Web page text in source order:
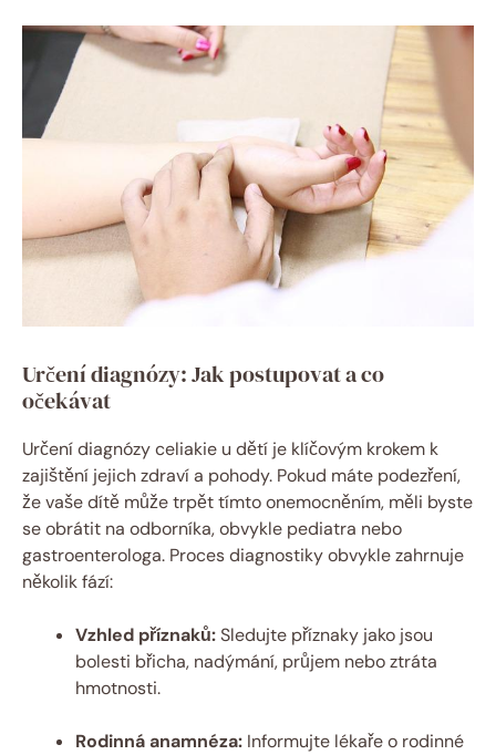
Určení diagnózy: Jak postupovat a co
očekávat
Určení diagnózy celiakie u dětí je klíčovým krokem k
zajištění jejich zdraví a pohody. Pokud máte podezření,
že vaše dítě může trpět tímto onemocněním, měli byste
se obrátit na odborníka, obvykle pediatra nebo
gastroenterologa. Proces diagnostiky obvykle zahrnuje
několik fází:
Vzhled příznaků:Sledujte příznaky jako jsou
bolesti břicha, nadýmání, průjem nebo ztráta
hmotnosti.
Rodinná anamnéza: Informujte lékaře o rodinné